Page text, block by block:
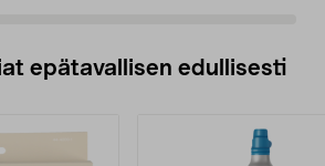
epätavallisen edullisesti